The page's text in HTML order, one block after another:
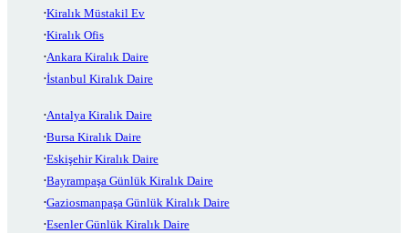
Kiralık Müstakil Ev
Kiralık Ofis
Ankara Kiralık Daire
İstanbul Kiralık Daire
Antalya Kiralık Daire
Bursa Kiralık Daire
Eskişehir Kiralık Daire
Bayrampaşa Günlük Kiralık Daire
Gaziosmanpaşa Günlük Kiralık Daire
Esenler Günlük Kiralık Daire